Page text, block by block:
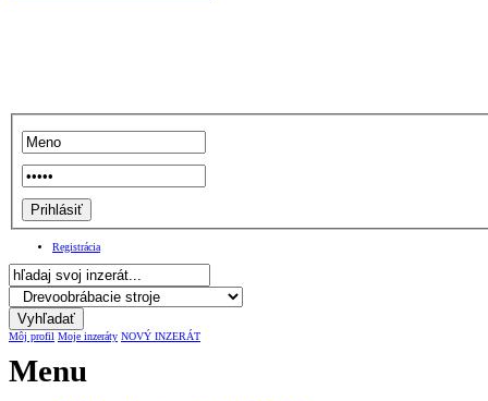
Registrácia
Môj profil Moje inzeráty NOVÝ INZERÁT
Menu